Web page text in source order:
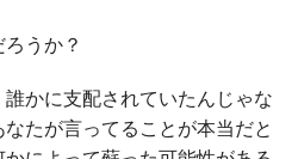
うか？
誰かに支配されていたんじゃな
たが言ってることが本当だと